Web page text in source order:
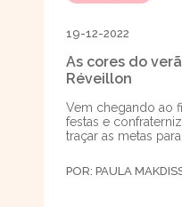
19-12-2022
As cores do
Réveillon
Vem chegando ao
festas e
traçar as metas para
POR: PAULA